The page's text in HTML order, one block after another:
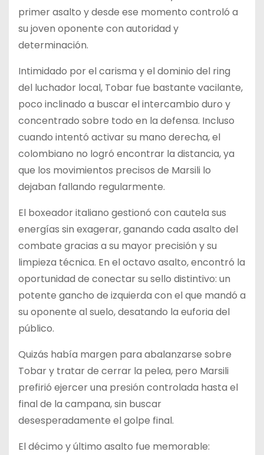
primer asalto y desde ese momento controló a
su joven oponente con autoridad y
determinación.
Intimidado por el carisma y el dominio del ring
del luchador local, Tobar fue bastante vacilante,
poco inclinado a buscar el intercambio duro y
concentrado sobre todo en la defensa. Incluso
cuando intentó activar su mano derecha, el
colombiano no logró encontrar la distancia, ya
que los movimientos precisos de Marsili lo
dejaban fallando regularmente.
El boxeador italiano gestionó con cautela sus
energías sin exagerar, ganando cada asalto del
combate gracias a su mayor precisión y su
limpieza técnica. En el octavo asalto, encontró la
oportunidad de conectar su sello distintivo: un
potente gancho de izquierda con el que mandó a
su oponente al suelo, desatando la euforia del
público.
Quizás había margen para abalanzarse sobre
Tobar y tratar de cerrar la pelea, pero Marsili
prefirió ejercer una presión controlada hasta el
final de la campana, sin buscar
desesperadamente el golpe final.
El décimo y último asalto fue memorable: